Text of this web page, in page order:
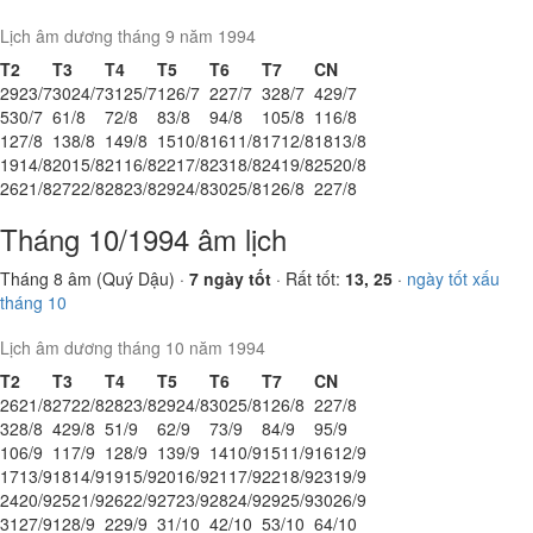
Lịch âm dương tháng 9 năm 1994
T2
T3 T4 T5 T6 T7
CN
2923/73024/73125/7126/7 227/7 328/7 429/7
530/7 61/8 72/8 83/8 94/8 105/8 116/8
127/8 138/8 149/8 1510/81611/81712/81813/8
1914/82015/821 16/82217/82318/82419/82520/8
2621/82722/82823/82924/83025/8126/8 227/8
Tháng 10/1994 âm lịch
Tháng 8 âm (Quý Dậu) · 7 ngày tốt · Rất tốt: 13, 25 · ngày tốt xấu
tháng 10
Lịch âm dương tháng 10 năm 1994
T2
T3 T4 T5 T6 T7
CN
2621/82722/82823/82924/83025/8126/8 227/8
328/8 429/8 51/9 62/9 73/9 84/9 95/9
106/9 117/9 128/9 139/9 1410/91511/91612/9
1713/91814/91915/92016/921 17/92218/92319/9
2420/92521/92622/92723/92824/92925/93026/9
3127/9128/9 229/9 31/10 42/10 53/10 64/10